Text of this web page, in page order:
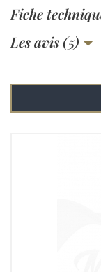
Fiche
Les avis (5)